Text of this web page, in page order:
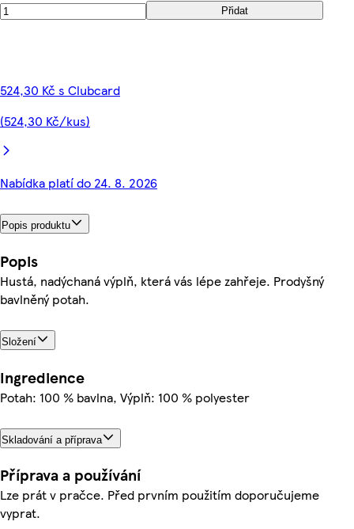
Přidat
524,30 Kč s Clubcard
(524,30 Kč/kus)
Nabídka platí do 24. 8. 2026
Popis produktu
Popis
Hustá, nadýchaná výplň, která vás lépe zahřeje. Prodyšný
bavlněný potah.
Složení
Ingredience
Potah: 100 % bavlna, Výplň: 100 % polyester
Skladování a příprava
Příprava a používání
Lze prát v pračce. Před prvním použitím doporučujeme
vyprat.